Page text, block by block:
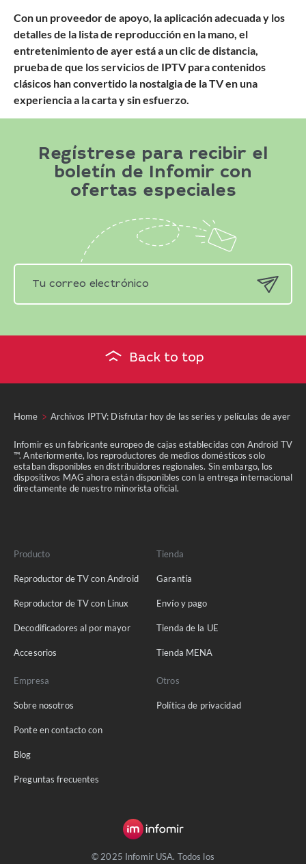
Con un proveedor de apoyo, la aplicación adecuada y los
detalles de la lista de reproducción en la mano, el
entretenimiento de ayer está a un clic de distancia,
prueba de que los servicios de IPTV para contenidos
clásicos han convertido la nostalgia de la TV en una
experiencia a la carta y sin esfuerzo.
Regístrese para recibir el
boletín de Infomir con
ofertas especiales
Back to top
Home Archivos IPTV: Disfrutar hoy de las series y películas de ayer
Infomir es un fabricante europeo de cajas establecidas con Android TV
™. Anteriormente, los reproductores de medios domésticos solo
estaban disponibles en distribuidores regionales. Sin embargo, los
dispositivos MAG ahora están disponibles con la entrega internacional
directamente de nuestro minorista oficial.
Producto
Reproductor de TV con Android
Reproductor de TV con Linux
Decodificadores al por mayor
Accesorios
Tienda
Garantía
Envío y pago
Tienda de la UE
Tienda MENA
Empresa
Sobre nosotros
Ponte en contacto con
Blog
Preguntas frecuentes
Otros
Política de privacidad
© 2025 Infomir USA. Todos los